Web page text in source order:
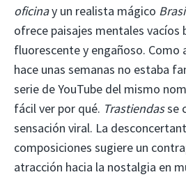
oficinay un realista mágico
ofrece paisajes mentales vacíos
fluorescente y engañoso. Como
hace unas semanas no estaba
serie de YouTube del mismo
fácil ver por qué. Trastiendasse
sensación viral. La
composiciones sugiere un
atracción hacia la nostalgia en